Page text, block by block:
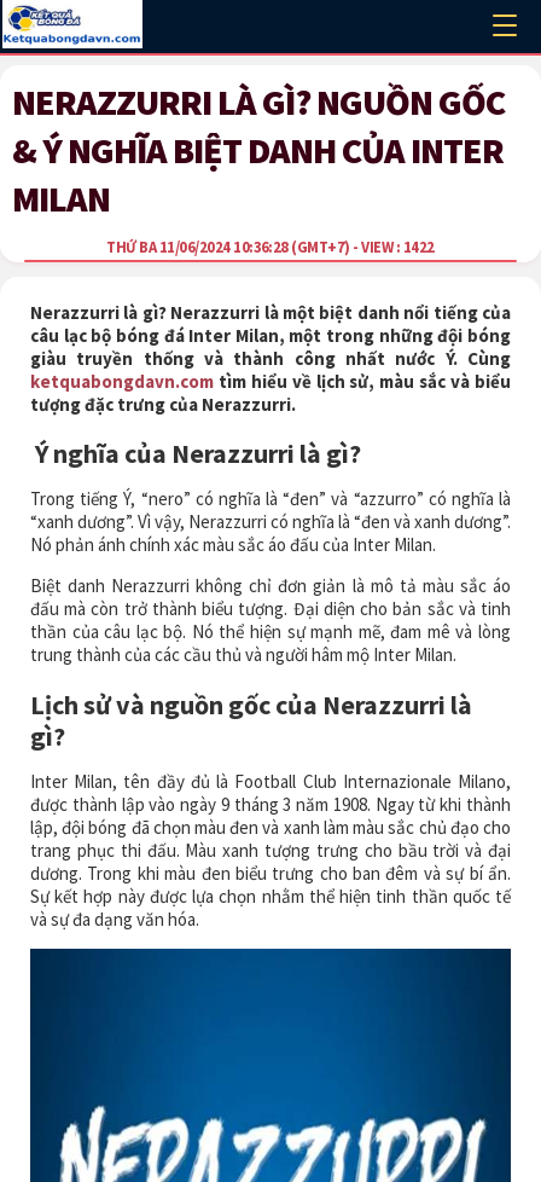
NERAZZURRI LÀ GÌ? NGUỒN GỐC
& Ý NGHĨA BIỆT DANH CỦA INTER
MILAN
THỨ BA 11/06/2024 10:36:28(GMT+7) - VIEW : 1422
Nerazzurri là gì? Nerazzurri là một biệt danh nổi tiếng của
câu lạc bộ bóng đá Inter Milan, một trong những đội bóng
giàu truyền thống và thành công nhất nước Ý. Cùng
ketquabongdavn.com tìm hiểu về lịch sử, màu sắc và biểu
tượng đặc trưng của Nerazzurri.
Ý nghĩa của Nerazzurri là gì?
Trong tiếng Ý, “nero” có nghĩa là “đen” và “azzurro” có nghĩa là
“xanh dương”. Vì vậy, Nerazzurri có nghĩa là “đen và xanh dương”.
Nó phản ánh chính xác màu sắc áo đấu của Inter Milan.
Biệt danh Nerazzurri không chỉ đơn giản là mô tả màu sắc áo
đấu mà còn trở thành biểu tượng. Đại diện cho bản sắc và tinh
thần của câu lạc bộ. Nó thể hiện sự mạnh mẽ, đam mê và lòng
trung thành của các cầu thủ và người hâm mộ Inter Milan.
Lịch sử và nguồn gốc của Nerazzurri là
gì?
Inter Milan, tên đầy đủ là Football Club Internazionale Milano,
được thành lập vào ngày 9 tháng 3 năm 1908. Ngay từ khi thành
lập, đội bóng đã chọn màu đen và xanh làm màu sắc chủ đạo cho
trang phục thi đấu. Màu xanh tượng trưng cho bầu trời và đại
dương. Trong khi màu đen biểu trưng cho ban đêm và sự bí ẩn.
Sự kết hợp này được lựa chọn nhằm thể hiện tinh thần quốc tế
và sự đa dạng văn hóa.